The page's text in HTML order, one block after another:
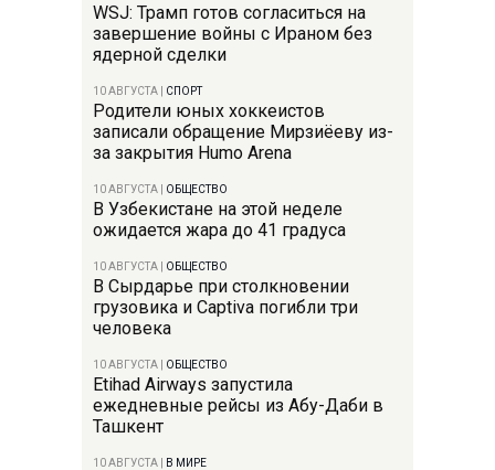
WSJ: Трамп готов согласиться на
завершение войны с Ираном без
ядерной сделки
10 АВГУСТА СПОРТ
Родители юных хоккеистов
записали обращение Мирзиёеву из-
за закрытия Humo Arena
10 АВГУСТА ОБЩЕСТВО
В Узбекистане на этой неделе
ожидается жара до 41 градуса
10 АВГУСТА ОБЩЕСТВО
В Сырдарье при столкновении
грузовика и Captiva погибли три
человека
10 АВГУСТА ОБЩЕСТВО
Etihad Airways запустила
ежедневные рейсы из Абу-Даби в
Ташкент
10 АВГУСТА В МИРЕ